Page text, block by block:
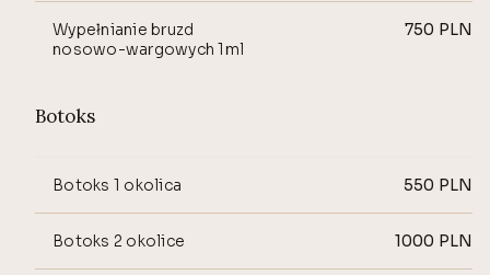
Wypełnianie bruzd
nosowo-wargowych 1ml
750 PLN
Botoks
Botoks 1 okolica 550 PLN
Botoks 2 okolice 1000 PLN